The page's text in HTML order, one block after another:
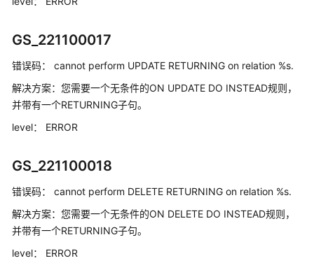
明
快
入
门
户
南
最
佳
实
GS_221100017
错误码：
cannot perform UPDATE RETURNING on relation %s.
解决方案： 您需要一个无条件的ON UPDATE DO INSTEAD规则，
并带有一个RETURNING子句。
level：
ERROR
GS_221100018
错误码：
cannot perform DELETE RETURNING on relation %s.
解决方案： 您需要一个无条件的ON DELETE DO INSTEAD规则，
并带有一个RETURNING子句。
level：
ERROR